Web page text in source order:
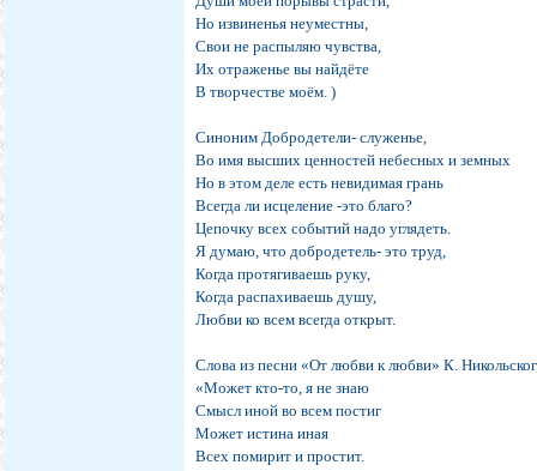
Но извиненья неуместны,
Свои не распыляю чувства,
Их отраженье вы найдёте
В творчестве моём. )
Синоним Добродетели- служенье,
Во имя высших ценностей небесных и земных
Но в этом деле есть невидимая грань
Всегда ли исцеление -это благо?
Цепочку всех событий надо углядеть.
Я думаю, что добродетель- это труд,
Когда протягиваешь руку,
Когда распахиваешь душу,
Любви ко всем всегда открыт.
Слова из песни «От любви к любви» К.
«Может кто-то, я не знаю
Смысл иной во всем постиг
Может истина иная
Всех помирит и простит.